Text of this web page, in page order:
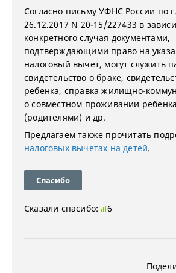
Согласно письму УФНС России по
26.12.2017 N 20-15/227433 в
конкретного случая документами,
подтверждающими право на
налоговый вычет, могут служить
свидетельство о браке,
ребенка, справка жилищно-
о совместном проживании
(родителями) и др.
Предлагаем также прочитать
налоговых вычетах на детей.
Спасибо
Сказали спасибо: 6